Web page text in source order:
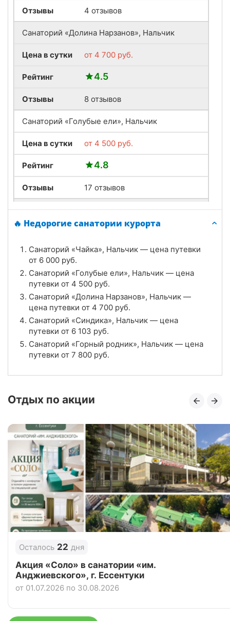
Отзывы 4 отзывов
Санаторий «Долина Нарзанов», Нальчик
Цена в сутки от 4 700 руб.
Рейтинг 4.5
Отзывы 8 отзывов
Санаторий «Голубые ели», Нальчик
Цена в сутки от 4 500 руб.
Рейтинг 4.8
Отзывы 17 отзывов
Санаторий «Горный родник», Нальчик
Цена в сутки 7 800 руб.
Рейтинг 3.5
Отзывы 8 отзывов
Санаторий «Синдика», Нальчик
Цена в сутки от6 103 руб.
Рейтинг 4.1
🔥 Недорогие санатории курорта
Санаторий «Чайка», Нальчик — цена путевки
от 6 000 руб.
Санаторий «Голубые ели», Нальчик — цена
путевки от 4 500 руб.
Санаторий «Долина Нарзанов», Нальчик —
цена путевки от 4 700 руб.
Санаторий «Синдика», Нальчик — цена
путевки от 6 103 руб.
Санаторий «Горный родник», Нальчик — цена
путевки от 7 800 руб.
Отдых по акции
Осталось 22 дня
Акция «Соло» в санатории «им.
Анджиевского», г. Ессентуки
от 01.07.2026 по 30.08.2026